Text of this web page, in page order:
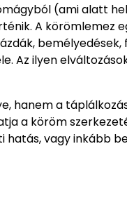
(ami alatt
A körömlemez
Az ilyen
hanem a
a köröm
vagy inkább